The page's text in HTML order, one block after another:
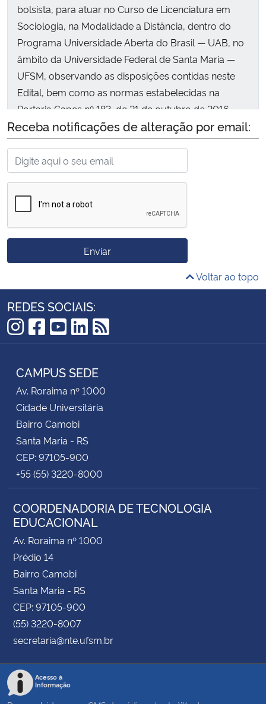
bolsista, para atuar no Curso de Licenciatura em
Sociologia, na Modalidade a Distância, dentro do
Programa Universidade Aberta do Brasil — UAB, no
âmbito da Universidade Federal de Santa Maria —
UFSM, observando as disposições contidas neste
Edital, bem como as normas estabelecidas na
Portaria Capes nº 183, de 21 de outubro de 2016,
Portaria Capes nº 15, de 23 de janeiro de 2017 e
Portaria Capes nº 249, de 8 de novembro de 2018.
Receba notificações de alteração por email:
Enviar
Voltar ao topo
REDES SOCIAIS:
Instagram
Facebook
YouTube
LinkedIn
RSS
CAMPUS SEDE
Av. Roraima nº 1000
Cidade Universitária
Bairro Camobi
Santa Maria - RS
CEP: 97105-900
+55 (55) 3220-8000
COORDENADORIA DE TECNOLOGIA
EDUCACIONAL
Av. Roraima nº 1000
Prédio 14
Bairro Camobi
Santa Maria - RS
CEP: 97105-900
(55) 3220-8007
secretaria@nte.ufsm.br
Acesso à
Informação